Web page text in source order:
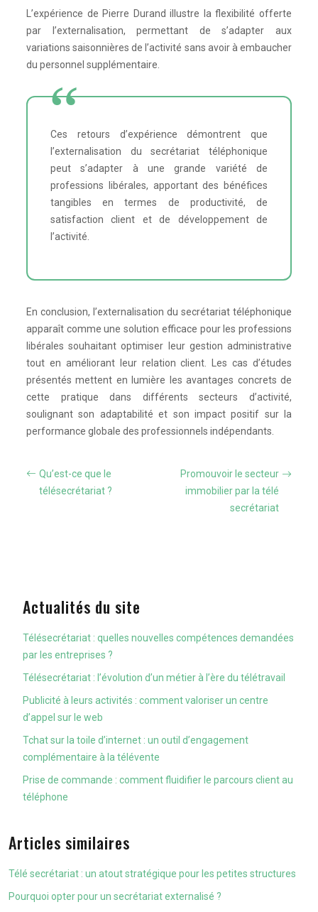
L’expérience de Pierre Durand illustre la flexibilité offerte
par l’externalisation, permettant de s’adapter aux
variations saisonnières de l’activité sans avoir à embaucher
du personnel supplémentaire.
Ces retours d’expérience démontrent que
l’externalisation du secrétariat téléphonique
peut s’adapter à une grande variété de
professions libérales, apportant des bénéfices
tangibles en termes de productivité, de
satisfaction client et de développement de
l’activité.
En conclusion, l’externalisation du secrétariat téléphonique
apparaît comme une solution efficace pour les professions
libérales souhaitant optimiser leur gestion administrative
tout en améliorant leur relation client. Les cas d’études
présentés mettent en lumière les avantages concrets de
cette pratique dans différents secteurs d’activité,
soulignant son adaptabilité et son impact positif sur la
performance globale des professionnels indépendants.
Qu’est-ce que le
télésecrétariat ?
Promouvoir le secteur
immobilier par la télé
secrétariat
Actualités du site
Télésecrétariat : quelles nouvelles compétences demandées
par les entreprises ?
Télésecrétariat : l’évolution d’un métier à l’ère du télétravail
Publicité à leurs activités : comment valoriser un centre
d’appel sur le web
Tchat sur la toile d’internet : un outil d’engagement
complémentaire à la télévente
Prise de commande : comment fluidifier le parcours client au
téléphone
Articles similaires
Télé secrétariat : un atout stratégique pour les petites structures
Pourquoi opter pour un secrétariat externalisé ?